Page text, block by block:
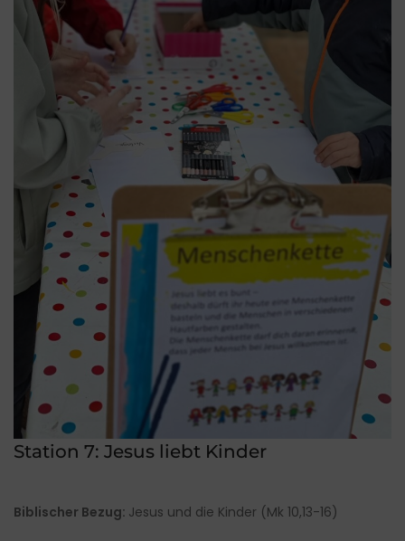
Station 7: Jesus liebt Kinder
Biblischer Bezug: Jesus und die Kinder (Mk 10,13-16)